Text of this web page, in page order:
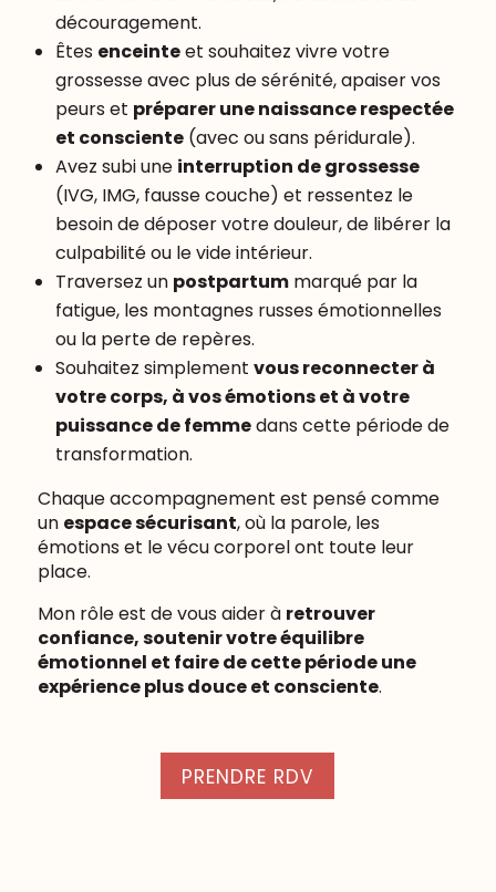
découragement.
Êtes enceinteet souhaitez vivre votre
grossesse avec plus de sérénité, apaiser vos
peurs et préparer une naissance respectée
et consciente(avec ou sans péridurale).
Avez subi une interruption de grossesse
(IVG, IMG, fausse couche) et ressentez le
besoin de déposer votre douleur, de libérer la
culpabilité ou le vide intérieur.
Traversez un postpartummarqué par la
fatigue, les montagnes russes émotionnelles
ou la perte de repères.
Souhaitez simplement vous reconnecter à
votre corps, à vos émotions et à votre
puissance de femmedans cette période de
transformation.
Chaque accompagnement est pensé comme
un espace sécurisant, où la parole, les
émotions et le vécu corporel ont toute leur
place.
Mon rôle est de vous aider à retrouver
confiance, soutenir votre équilibre
émotionnel et faire de cette période une
expérience plus douce et consciente.
PRENDRE RDV